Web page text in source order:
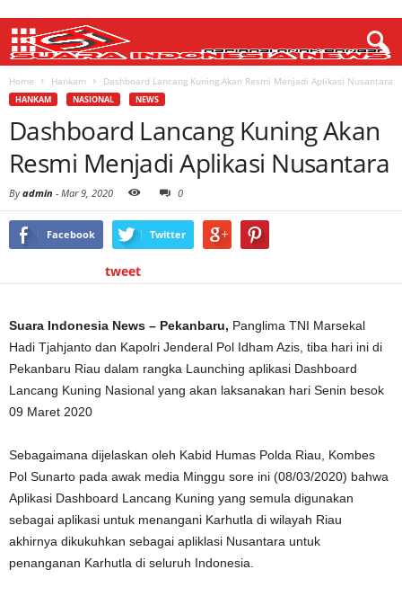
Home Hankam Dashboard Lancang Kuning Akan Resmi Menjadi Aplikasi Nusantara
HANKAM NASIONAL NEWS
Dashboard Lancang Kuning Akan
Resmi Menjadi Aplikasi Nusantara
Byadmin - Mar 9, 2020 0
Facebook Twitter
tweet
Suara Indonesia News – Pekanbaru, Panglima TNI Marsekal
Hadi Tjahjanto dan Kapolri Jenderal Pol Idham Azis, tiba hari ini di
Pekanbaru Riau dalam rangka Launching aplikasi Dashboard
Lancang Kuning Nasional yang akan laksanakan hari Senin besok
09 Maret 2020
Sebagaimana dijelaskan oleh Kabid Humas Polda Riau, Kombes
Pol Sunarto pada awak media Minggu sore ini (08/03/2020) bahwa
Aplikasi Dashboard Lancang Kuning yang semula digunakan
sebagai aplikasi untuk menangani Karhutla di wilayah Riau
akhirnya dikukuhkan sebagai apliklasi Nusantara untuk
penanganan Karhutla di seluruh Indonesia.